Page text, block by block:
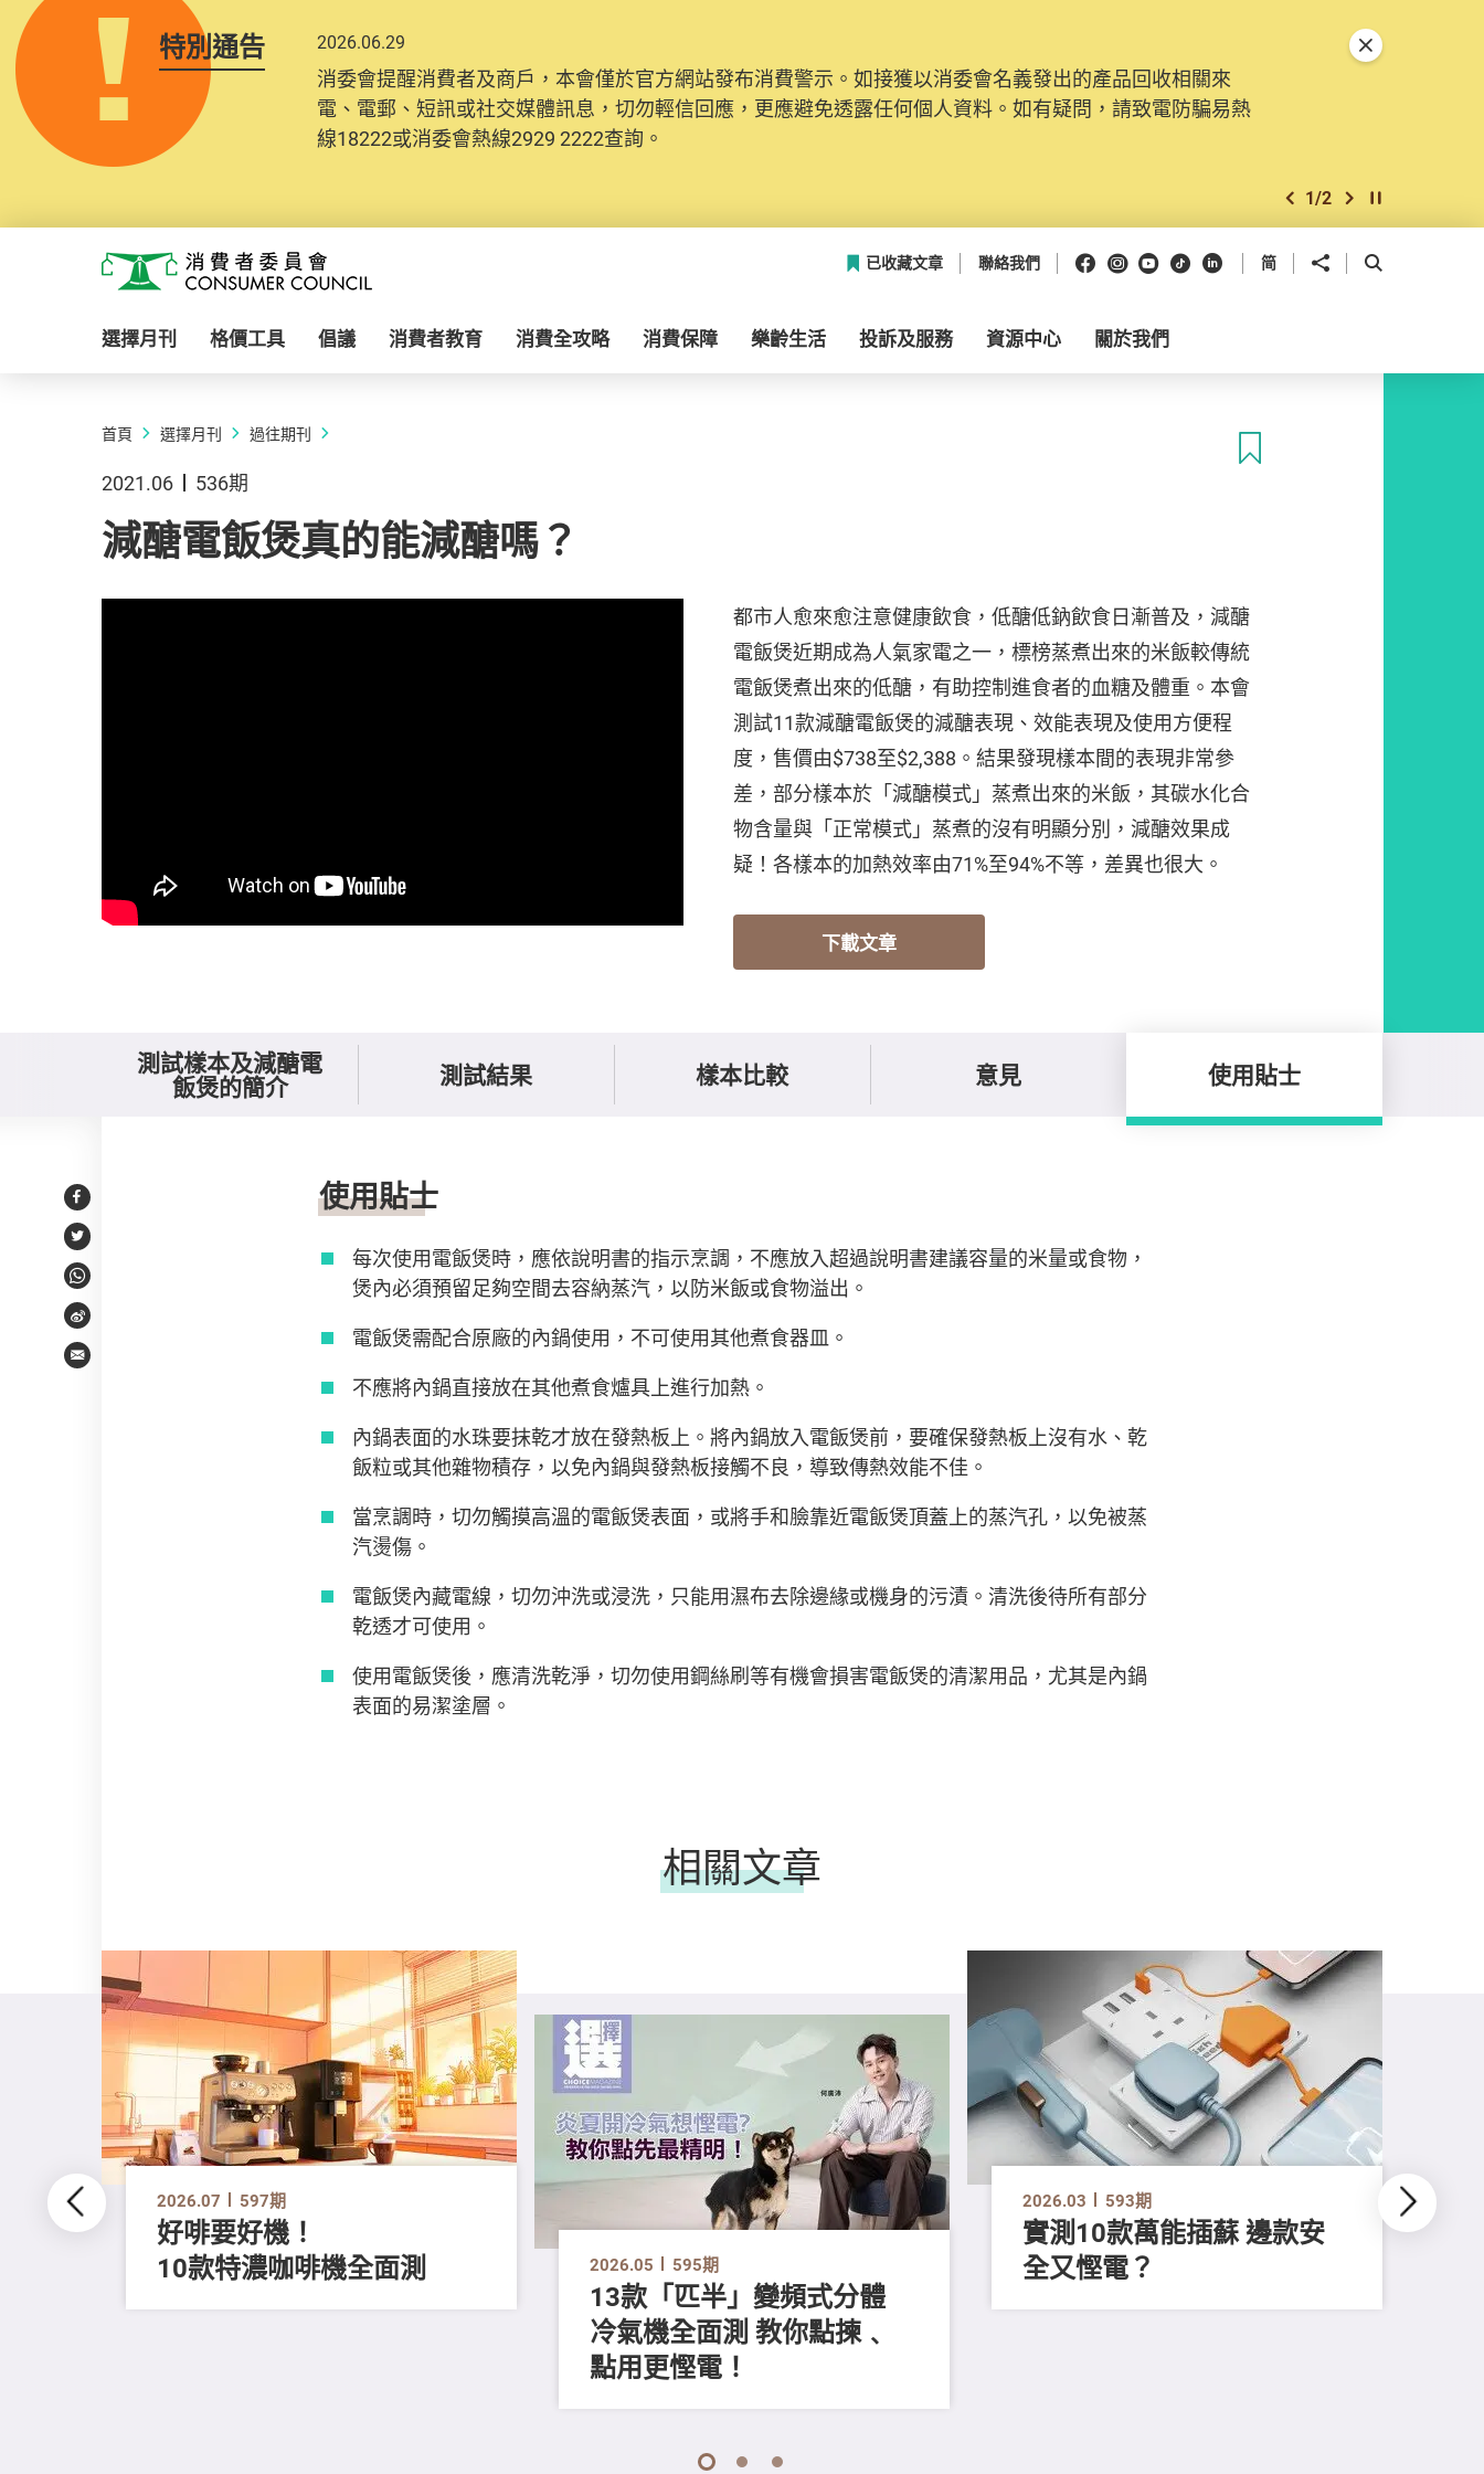
特別通告 2026.06.29
消委會提醒消費者及商戶，本會僅於官方網站發布消費警示。如接獲以消委會名義發出的產品回收相關來
電、電郵、短訊或社交媒體訊息，切勿輕信回應，更應避免透露任何個人資料。如有疑問，請致電防騙易熱
線18222或消委會熱線2929 2222查詢。
上一個
1/2 下一個開始/暫停幻燈
關閉特別通告
消費者委員會
已收藏文章 聯絡我們 Facebook
Instagram
Youtube
抖音領英 简 分享到 開啟搜尋框
選擇月刊 格價工具 倡議 消費者教育 消費全攻略 消費保障 樂齡生活 投訴及服務 資源中心 關於我們
首頁 選擇月刊 過往期刊
2021.06 536期
減醣電飯煲真的能減醣嗎？
都市人愈來愈注意健康飲食，低醣低鈉飲食日漸普及，減醣
電飯煲近期成為人氣家電之一，標榜蒸煮出來的米飯較傳統
電飯煲煮出來的低醣，有助控制進食者的血糖及體重。本會
測試11款減醣電飯煲的減醣表現、效能表現及使用方便程
度，售價由$738至$2,388。結果發現樣本間的表現非常參
差，部分樣本於「減醣模式」蒸煮出來的米飯，其碳水化合
物含量與「正常模式」蒸煮的沒有明顯分別，減醣效果成
疑！各樣本的加熱效率由71%至94%不等，差異也很大。
下載文章
測試樣本及減醣電
飯煲的簡介 測試結果 樣本比較 意見 使用貼士
Facebook
Twitter
WhatsApp
Weibo
Email
使用貼士
每次使用電飯煲時，應依說明書的指示烹調，不應放入超過說明書建議容量的米量或食物，
煲內必須預留足夠空間去容納蒸汽，以防米飯或食物溢出。
電飯煲需配合原廠的內鍋使用，不可使用其他煮食器皿。
不應將內鍋直接放在其他煮食爐具上進行加熱。
內鍋表面的水珠要抹乾才放在發熱板上。將內鍋放入電飯煲前，要確保發熱板上沒有水、乾
飯粒或其他雜物積存，以免內鍋與發熱板接觸不良，導致傳熱效能不佳。
當烹調時，切勿觸摸高溫的電飯煲表面，或將手和臉靠近電飯煲頂蓋上的蒸汽孔，以免被蒸
汽燙傷。
電飯煲內藏電線，切勿沖洗或浸洗，只能用濕布去除邊緣或機身的污漬。清洗後待所有部分
乾透才可使用。
使用電飯煲後，應清洗乾淨，切勿使用鋼絲刷等有機會損害電飯煲的清潔用品，尤其是內鍋
表面的易潔塗層。
相關文章
2026.07 597期
好啡要好機！
10款特濃咖啡機全面測
2026.05 595期
13款「匹半」變頻式分體
冷氣機全面測 教你點揀﹑
點用更慳電！
2026.03 593期
實測10款萬能插蘇 邊款安
全又慳電？